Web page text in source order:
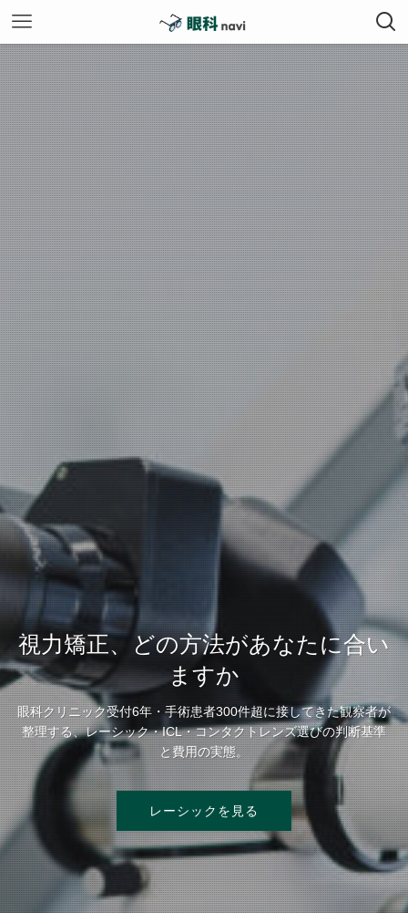
視力矯正、どの方法があなたに合い
ますか
眼科クリニック受付6年・手術患者300件超に接してきた観察者が
整理する、レーシック・ICL・コンタクトレンズ選びの判断基準
と費用の実態。
レーシックを見る